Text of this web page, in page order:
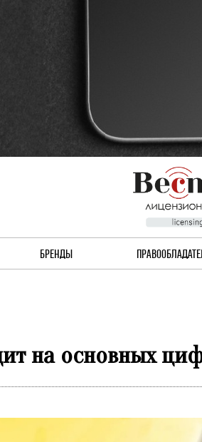
БРЕНДЫ
на основных